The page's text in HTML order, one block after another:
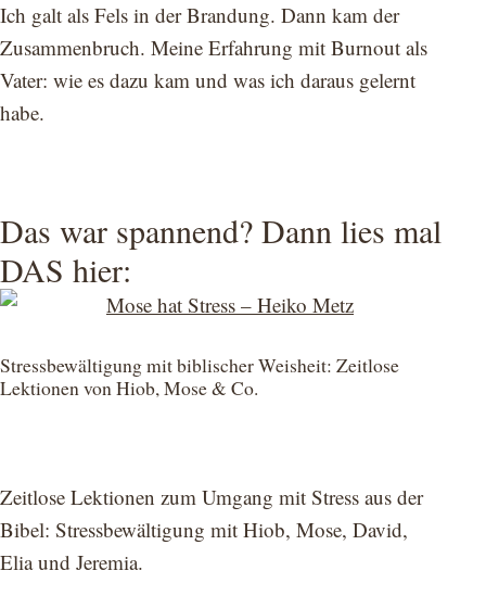
Ich galt als Fels in der Brandung. Dann kam der
Zusammenbruch. Meine Erfahrung mit Burnout als
Vater: wie es dazu kam und was ich daraus gelernt
habe.
Das war spannend? Dann lies mal
DAS hier:
Stressbewältigung mit biblischer Weisheit: Zeitlose
Lektionen von Hiob, Mose & Co.
Zeitlose Lektionen zum Umgang mit Stress aus der
Bibel: Stressbewältigung mit Hiob, Mose, David,
Elia und Jeremia.